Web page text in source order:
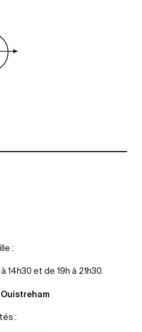
:
14h30 et de 19h à 21h30.
Ouistreham
: